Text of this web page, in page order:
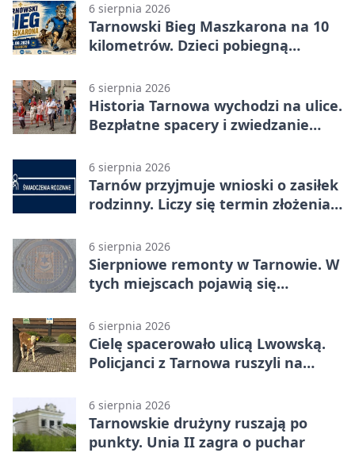
6 sierpnia 2026
Tarnowski Bieg Maszkarona na 10
kilometrów. Dzieci pobiegną
6 sierpnia 2026
Historia Tarnowa wychodzi na ulice.
Bezpłatne spacery i zwiedzanie
6 sierpnia 2026
Tarnów przyjmuje wnioski o zasiłek
rodzinny. Liczy się termin złożenia
6 sierpnia 2026
Sierpniowe remonty w Tarnowie. W
tych miejscach pojawią się
6 sierpnia 2026
Cielę spacerowało ulicą Lwowską.
Policjanci z Tarnowa ruszyli na
6 sierpnia 2026
Tarnowskie drużyny ruszają po
punkty. Unia II zagra o puchar